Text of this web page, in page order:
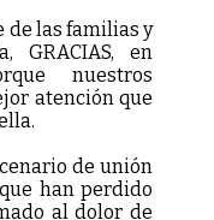
de las familias y
GRACIAS, en
nuestros
atención que
de unión
han perdido
al dolor de